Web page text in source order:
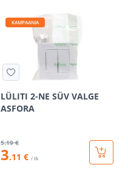
KAMPAANIA
LÜLITI 2-NE SÜV VALGE
ASFORA
5.19 €
3.11 € / tk